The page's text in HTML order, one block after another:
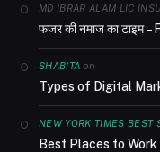
MD IBRAR ALAM LIC
फजर की नमाज का टाइम
SHABITA on
Types of Digital
NEW YORK TIMES BEST
Best Places to Work